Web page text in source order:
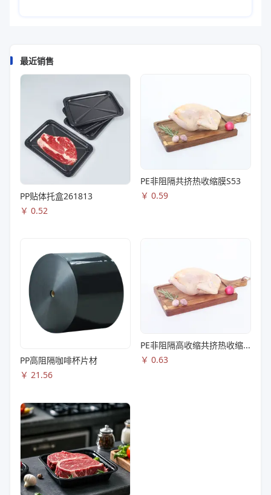
最近销售
PP贴体托盒261813
￥ 0.52
PE非阻隔共挤热收缩膜S53
￥ 0.59
PP高阻隔咖啡杯片材
￥ 21.56
PE非阻隔高收缩共挤热收缩膜S83
￥ 0.63